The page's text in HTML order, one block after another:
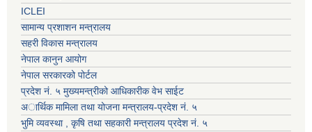
ICLEI
सामान्य प्रशाशन मन्त्रालय
सहरी विकास मन्त्रालय
नेपाल कानुन आयोग
नेपाल सरकारको पोर्टल
प्रदेश नं. ५ मुख्यमन्त्रीको आधिकारीक वेभ साईट
अार्थिक मामिला तथा योजना मन्त्रालय-प्रदेश नं. ५
भुमि व्यवस्था , कृषि तथा सहकारी मन्त्रालय प्रदेश नं. ५